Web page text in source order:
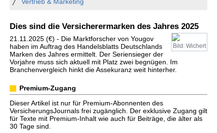
Dies sind die Versicherermarken des Jahres 2025
Bild: Wichert
21.11.2025 (€) - Die Marktforscher von Yougov
haben im Auftrag des Handelsblatts Deutschlands
Marken des Jahres ermittelt. Der Seriensieger der
Vorjahre muss sich aktuell mit Platz zwei begnügen. Im
Branchenvergleich hinkt die Assekuranz weit hinterher.
Premium-Zugang
Dieser Artikel ist nur für Premium-Abonnenten des
VersicherungsJournals frei zugänglich. Der exklusive Zugang gilt
für Texte mit Premium-Inhalt wie auch für Beiträge, die älter als
30 Tage sind.